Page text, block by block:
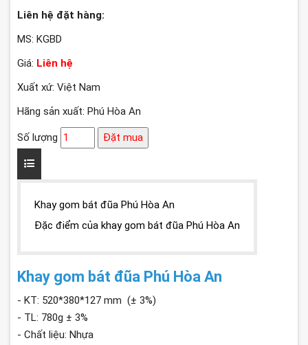
Liên hệ đặt hàng:
MS: KGBD
Giá: Liên hệ
Xuất xứ: Việt Nam
Hãng sản xuất: Phú Hòa An
Số lượng Đặt mua
Khay gom bát đũa Phú Hòa An
Đặc điểm của khay gom bát đũa Phú Hòa An
Khay gom bát đũa Phú Hòa An
- KT: 520*380*127 mm (± 3%)
- TL: 780g ± 3%
- Chất liệu: Nhựa